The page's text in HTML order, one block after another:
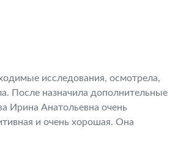
исследования, осмотрела,
После назначила дополнительные
Ирина Анатольевна очень
и очень хорошая. Она